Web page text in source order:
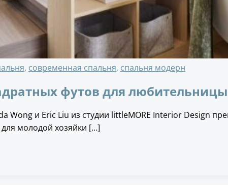
, современная спальня, спальня модерн
футов для
Wong и Eric Liu из студии littleMORE Interior Design
молодой хозяйки […]